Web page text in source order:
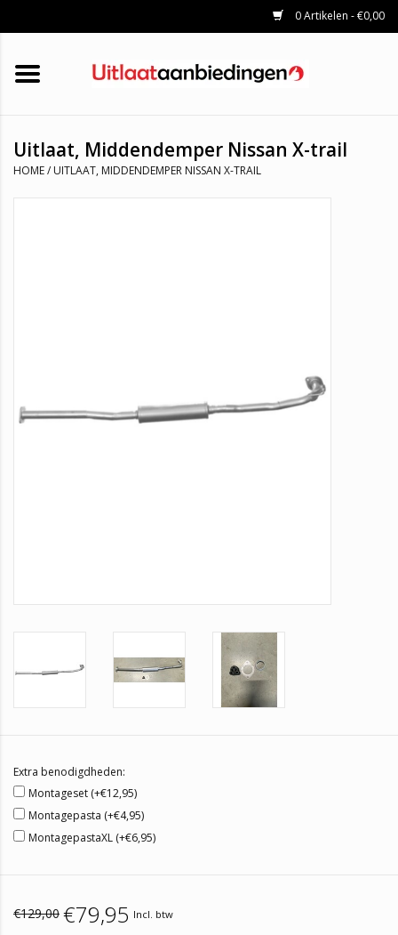
0 Artikelen - €0,00
HOME
KATALYSATOREN
UNIVERSELE UITLAATDELEN
Uitlaat, Middendemper Nissan X-trail
HOME/ UITLAAT, MIDDENDEMPER NISSAN X-TRAIL
Extra benodigdheden:
Montageset (+€12,95)
Montagepasta (+€4,95)
MontagepastaXL (+€6,95)
€129,00 €79,95 Incl. btw